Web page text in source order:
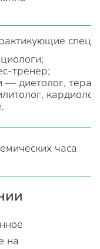
тренер;
— диетолог,
часа
на